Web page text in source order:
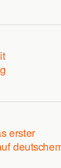
erster